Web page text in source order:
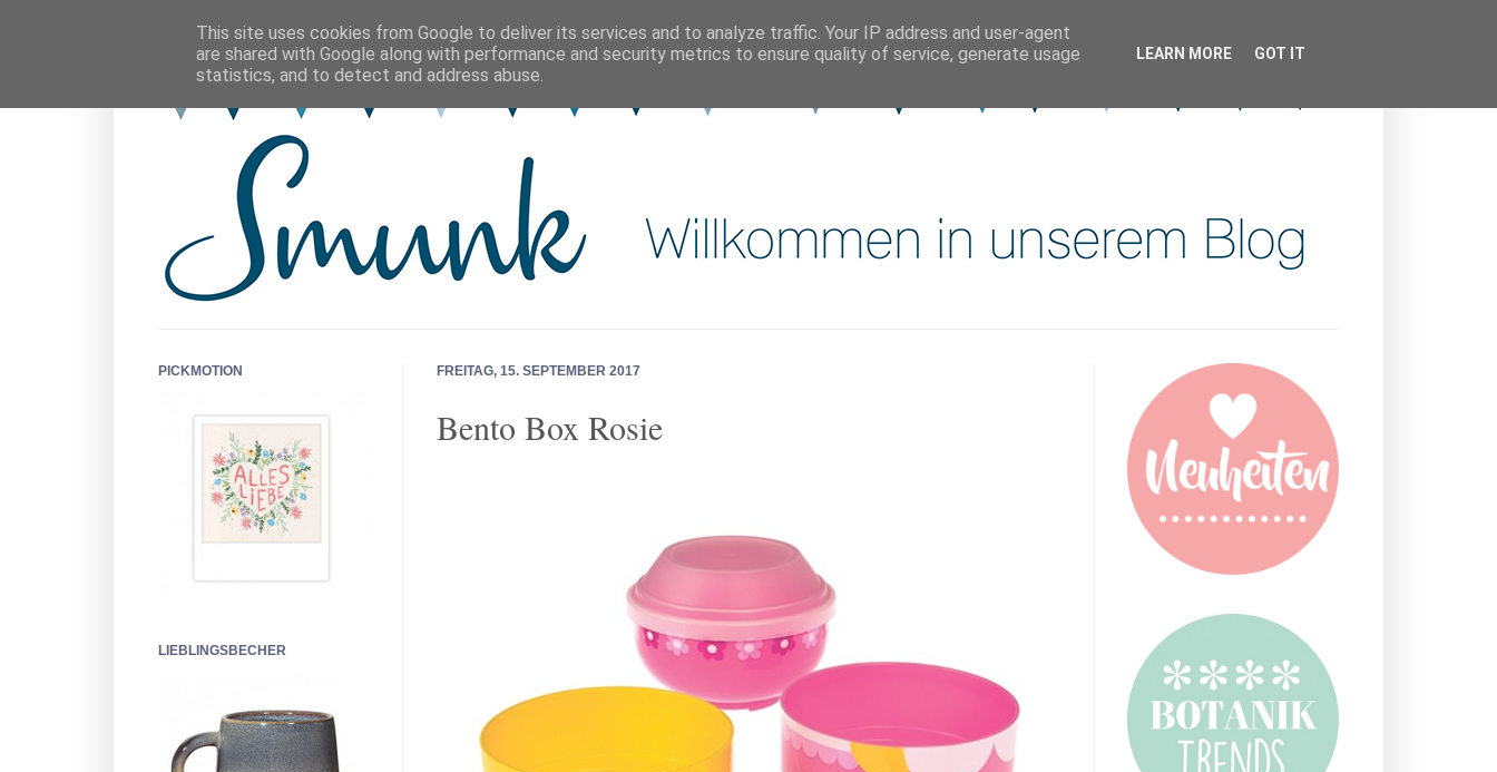
FREITAG, 15. SEPTEMBER 2017
Bento Box Rosie
PICKMOTION
LIEBLINGSBECHER
This site uses cookies from Google to deliver its services and to analyze traffic. Your IP address and user-agent
are shared with Google along with performance and security metrics to ensure quality of service, generate usage
statistics, and to detect and address abuse.
LEARN MORE GOT IT